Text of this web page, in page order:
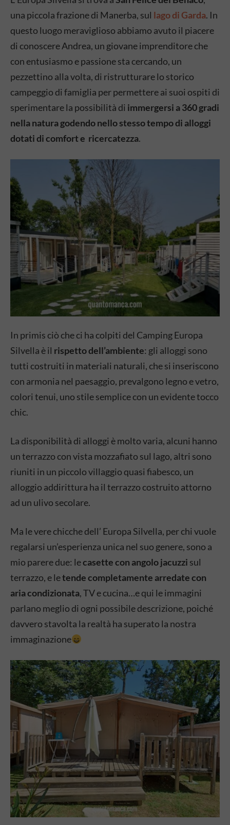
una piccola frazione di Manerba, sul lago di Garda. In
questo luogo meraviglioso abbiamo avuto il piacere
di conoscere Andrea, un giovane imprenditore che
con entusiasmo e passione sta cercando, un
pezzettino alla volta, di ristrutturare lo storico
campeggio di famiglia per permettere ai suoi ospiti di
sperimentare la possibilità di immergersi a 360 gradi
nella natura godendo nello stesso tempo di alloggi
dotati di comfort e ricercatezza.
In primis ciò che ci ha colpiti del Camping Europa
Silvella è il rispetto dell’ambiente: gli alloggi sono
tutti costruiti in materiali naturali, che si inseriscono
con armonia nel paesaggio, prevalgono legno e vetro,
colori tenui, uno stile semplice con un evidente tocco
chic.
La disponibilità di alloggi è molto varia, alcuni hanno
un terrazzo con vista mozzafiato sul lago, altri sono
riuniti in un piccolo villaggio quasi fiabesco, un
alloggio addirittura ha il terrazzo costruito attorno
ad un ulivo secolare.
Ma le vere chicche dell’ Europa Silvella, per chi vuole
regalarsi un’esperienza unica nel suo genere, sono a
mio parere due: lecasette con angolo jacuzzi sul
terrazzo, e letende completamente arredate con
aria condizionata, TV e cucina…e qui le immagini
parlano meglio di ogni possibile descrizione, poiché
davvero stavolta la realtà ha superato la nostra
immaginazione